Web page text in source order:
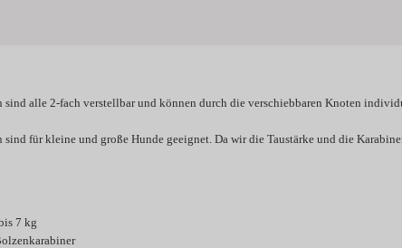
sind alle 2-fach verstellbar und können durch die verschiebbaren Knoten
sind für kleine und große Hunde geeignet. Da wir die Taustärke und die
7 kg